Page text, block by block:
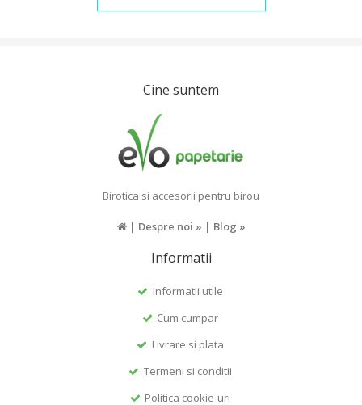
Cine suntem
Birotica si accesorii pentru birou
| Despre noi » | Blog »
Informatii
Informatii utile
Cum cumpar
Livrare si plata
Termeni si conditii
Politica cookie-uri